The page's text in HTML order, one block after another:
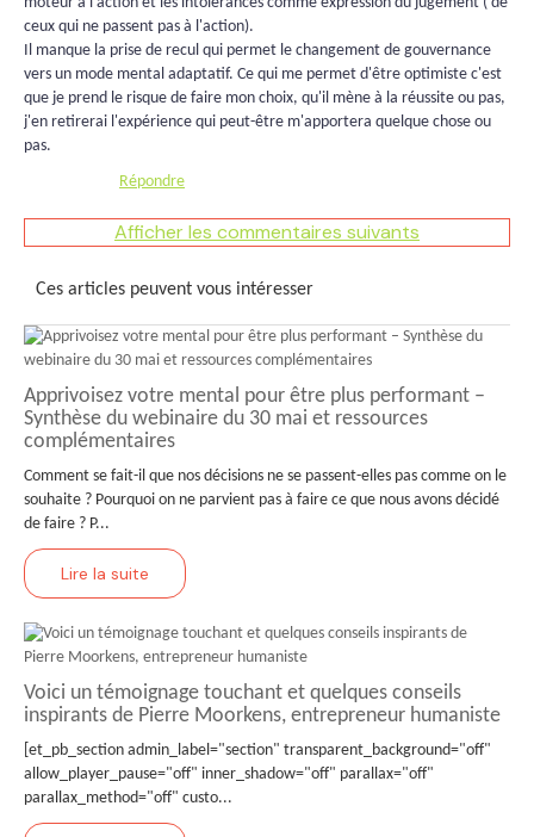
ceux qui ne passent pas à l'action).
Il manque la prise de recul qui permet le changement de gouvernance
vers un mode mental adaptatif. Ce qui me permet d'être optimiste c'est
que je prend le risque de faire mon choix, qu'il mène à la réussite ou pas,
j'en retirerai l'expérience qui peut-être m'apportera quelque chose ou
pas.
Répondre
Afficher les commentaires suivants
Ces articles peuvent vous intéresser
Apprivoisez votre mental pour être plus performant –
Synthèse du webinaire du 30 mai et ressources
complémentaires
Comment se fait-il que nos décisions ne se passent-elles pas comme on le
souhaite ? Pourquoi on ne parvient pas à faire ce que nous avons décidé
de faire ? P...
Lire la suite
Voici un témoignage touchant et quelques conseils
inspirants de Pierre Moorkens, entrepreneur humaniste
[et_pb_section admin_label="section" transparent_background="off"
allow_player_pause="off" inner_shadow="off" parallax="off"
parallax_method="off" custo...